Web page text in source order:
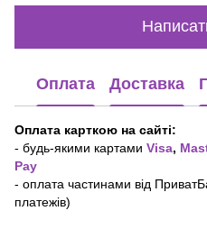
Оплата Доставка
Оплата карткою на сайті:
- будь-якими картами Visa,
Pay
- оплата частинами від
платежів)